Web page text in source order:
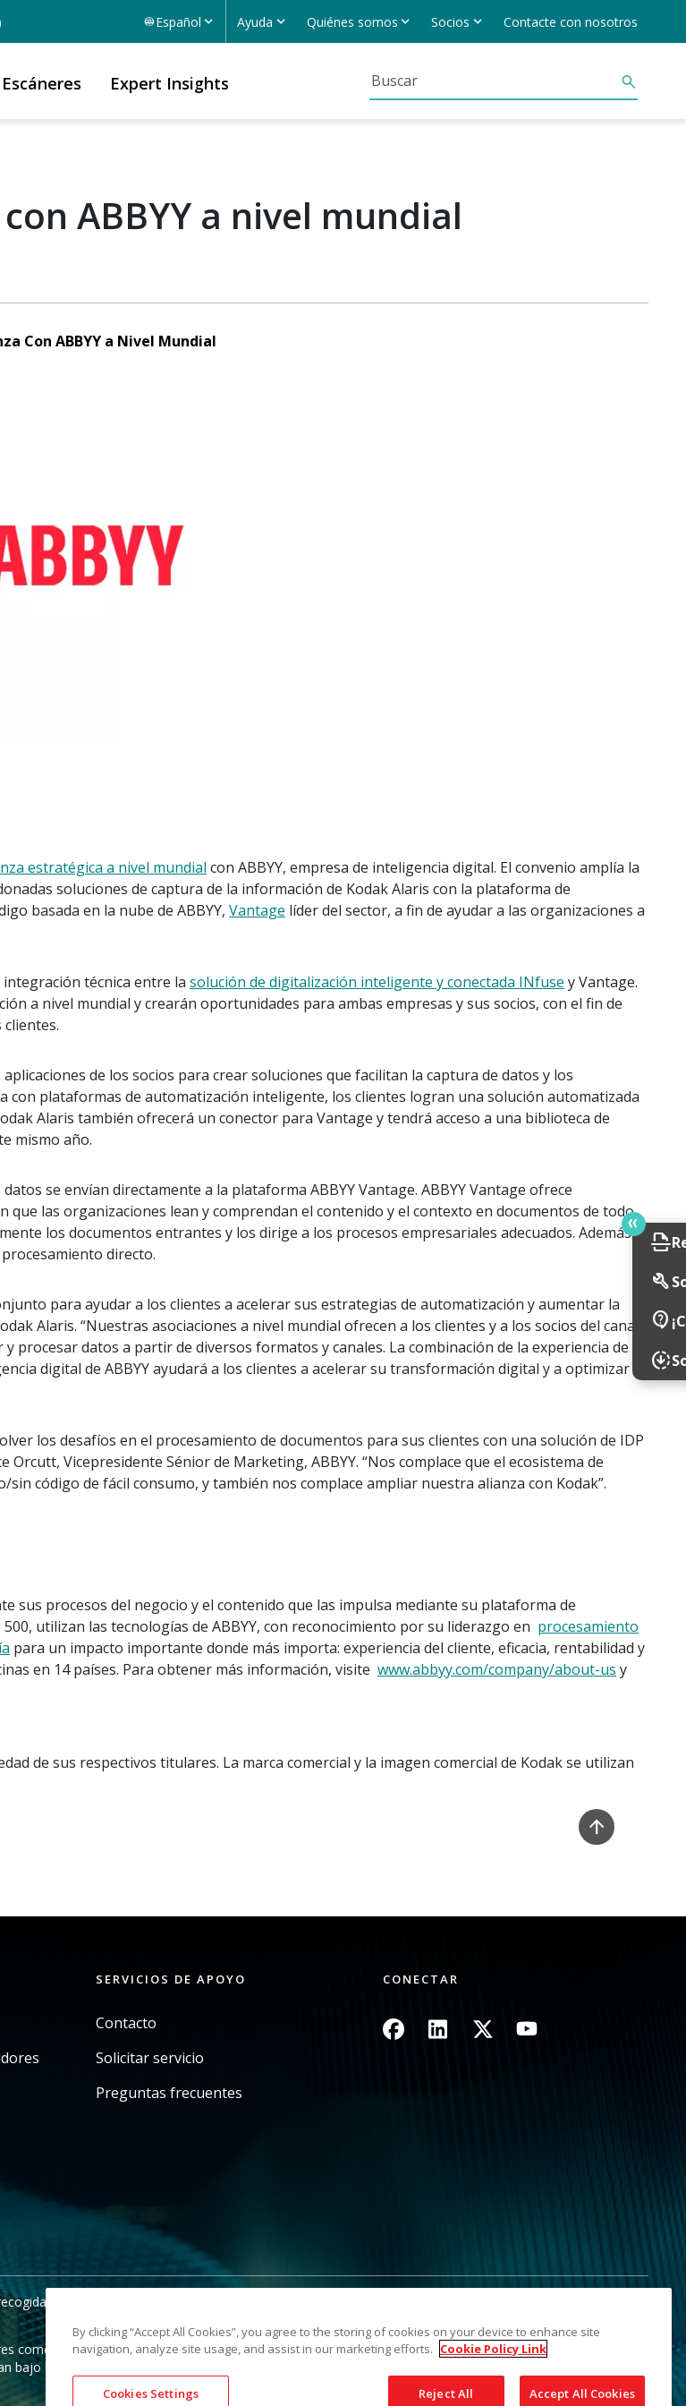
Español Ayuda Quiénes somos Socios Contacte con nosotros
Escáneres Expert Insights
ABBYY a nivel mundial
Con ABBYY a Nivel Mundial
estratégica a nivel mundial con ABBYY, empresa de inteligencia digital. El convenio amplía la
soluciones de captura de la información de Kodak Alaris con la plataforma de
basada en la nube de ABBYY, Vantage líder del sector, a fin de ayudar a las organizaciones a
integración técnica entre la solución de digitalización inteligente y conectada INfuse y Vantage.
a nivel mundial y crearán oportunidades para ambas empresas y sus socios, con el fin de
de los socios para crear soluciones que facilitan la captura de datos y los
plataformas de automatización inteligente, los clientes logran una solución automatizada
Alaris también ofrecerá un conector para Vantage y tendrá acceso a una biblioteca de
mismo año.
se envían directamente a la plataforma ABBYY Vantage. ABBYY Vantage ofrece
que las organizaciones lean y comprendan el contenido y el contexto en documentos de todo
los documentos entrantes y los dirige a los procesos empresariales adecuados. Además,
directo.
para ayudar a los clientes a acelerar sus estrategias de automatización y aumentar la
Alaris. “Nuestras asociaciones a nivel mundial ofrecen a los clientes y a los socios del canal
procesar datos a partir de diversos formatos y canales. La combinación de la experiencia de
digital de ABBYY ayudará a los clientes a acelerar su transformación digital y a optimizar
los desafíos en el procesamiento de documentos para sus clientes con una solución de IDP
Vicepresidente Sénior de Marketing, ABBYY. “Nos complace que el ecosistema de
código de fácil consumo, y también nos complace ampliar nuestra alianza con Kodak”.
sus procesos del negocio y el contenido que las impulsa mediante su plataforma de
utilizan las tecnologías de ABBYY, con reconocimiento por su liderazgo en procesamiento
para un impacto importante donde más importa: experiencia del cliente, eficacia, rentabilidad y
en 14 países. Para obtener más información, visite www.abbyy.com/company/about-us y
de sus respectivos titulares. La marca comercial y la imagen comercial de Kodak se utilizan
scan
build
contact_support
downloading
SERVICIOS DE APOYO
Contacto
Solicitar servicio
Preguntas frecuentes
CONECTAR
ImagenImagenImagenImagen
en California
comerciales utilizados son propiedad de sus respectivos titulares. La marca registrada y la imagen comercial
bajo licencia de Eastman Kodak Company.
By clicking “Accept All Cookies”, you agree to the storing of cookies on your device to enhance site
navigation, analyze site usage, and assist in our marketing efforts. Cookie Policy Link
Cookies Settings Reject All Accept All Cookies